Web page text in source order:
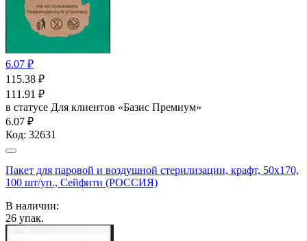
6.07 ₽
115.38 ₽
111.91 ₽
в статусе Для клиентов «Базис Премиум»
6.07 ₽
Код: 32631
Пакет для паровой и воздушной стерилизации, крафт, 50x170,
100 шт/уп., Сейфити (РОССИЯ)
В наличии:
26 упак.